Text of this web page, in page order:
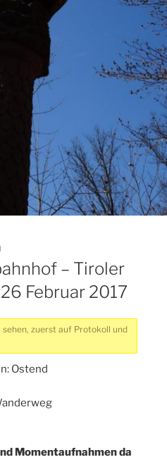
– Tiroler
Februar 2017
zuerst auf Protokoll und
Ostend
Momentaufnahmen da